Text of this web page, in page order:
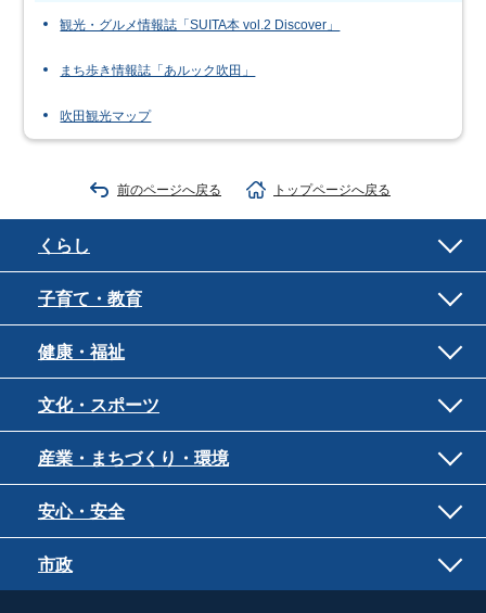
観光・グルメ情報誌「SUITA本 vol.2 Discover」
まち歩き情報誌「あルック吹田」
吹田観光マップ
前のページへ戻る トップページへ戻る
くらし
子育て・教育
健康・福祉
文化・スポーツ
産業・まちづくり・環境
安心・安全
市政